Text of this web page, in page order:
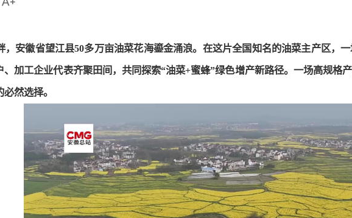
，安徽省望江县50多万亩油菜花海鎏金涌浪。在这片全国知名的油菜主产区，
加工企业代表齐聚田间，共同探索“油菜+蜜蜂”绿色增产新路径。一场高规格
然选择。